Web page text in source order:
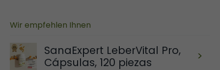
Wir empfehlen Ihnen
SanaExpert LeberVital Pro,
Cápsulas, 120 piezas
>